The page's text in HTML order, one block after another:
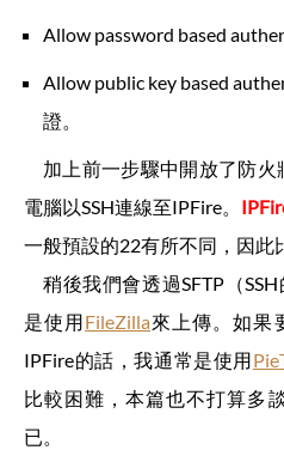
Allow password based
Allow public key based
證。
加上前一步驟中開放了防
電腦以SSH連線至IPFire。
一般預設的22有所不同，因此
稍後我們會透過SFTP（
是使用FileZilla來上傳。如果
IPFire的話，我通常是使用
比較困難，本篇也不打算多
已。